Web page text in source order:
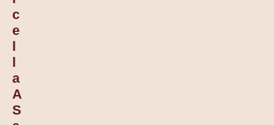
C
E
L
L
A
A
S